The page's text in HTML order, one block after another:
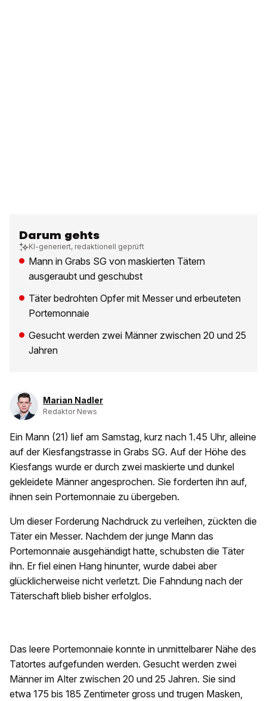
Darum gehts
KI-generiert, redaktionell geprüft
Mann in Grabs SG von maskierten Tätern
ausgeraubt und geschubst
Täter bedrohten Opfer mit Messer und erbeuteten
Portemonnaie
Gesucht werden zwei Männer zwischen 20 und 25
Jahren
Marian Nadler
Redaktor News
Ein Mann (21) lief am Samstag, kurz nach 1.45 Uhr, alleine
auf der Kiesfangstrasse in Grabs SG. Auf der Höhe des
Kiesfangs wurde er durch zwei maskierte und dunkel
gekleidete Männer angesprochen. Sie forderten ihn auf,
ihnen sein Portemonnaie zu übergeben.
Um dieser Forderung Nachdruck zu verleihen, zückten die
Täter ein Messer. Nachdem der junge Mann das
Portemonnaie ausgehändigt hatte, schubsten die Täter
ihn. Er fiel einen Hang hinunter, wurde dabei aber
glücklicherweise nicht verletzt. Die Fahndung nach der
Täterschaft blieb bisher erfolglos.
Das leere Portemonnaie konnte in unmittelbarer Nähe des
Tatortes aufgefunden werden. Gesucht werden zwei
Männer im Alter zwischen 20 und 25 Jahren. Sie sind
etwa 175 bis 185 Zentimeter gross und trugen Masken,